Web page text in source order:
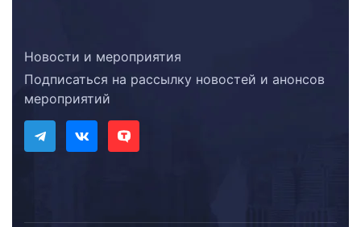
Новости и мероприятия
Подписаться на рассылку новостей и анонсов
мероприятий